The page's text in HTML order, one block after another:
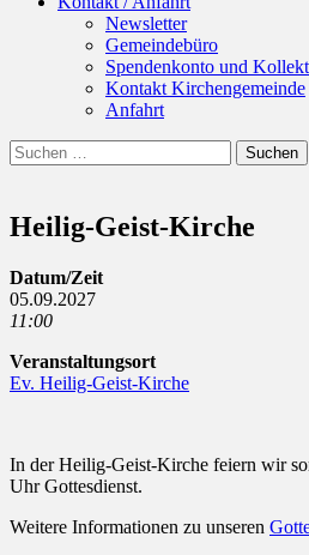
Newsletter
Gemeindebüro
Spendenkonto und
Kontakt Kirchengemeinde
Anfahrt
Suchen
Suchen
nach:
Heilig-Geist-Kirche
Datum/Zeit
05.09.2027
11:00
Veranstaltungsort
Ev. Heilig-Geist-Kirche
In der Heilig-Geist-Kirche feiern wir
Uhr Gottesdienst.
Weitere Informationen zu unseren